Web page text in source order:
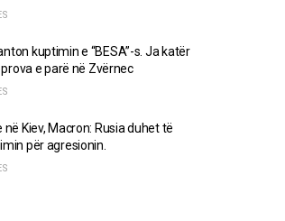
kuptimin e “BESA”-s. Ja katër
e parë në Zvërnec
Kiev, Macron: Rusia duhet të
për agresionin.